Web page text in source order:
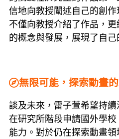
信地向教授闡述自己的創
不僅向教授介紹了作品，
的概念與發展，展現了自己
無限可能，探索動畫
談及未來，雷子萱希望持續
在研究所階段申請國外學
能力。對於仍在探索動畫領